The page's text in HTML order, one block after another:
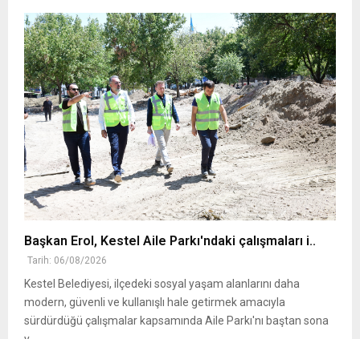
Başkan Erol, Kestel Aile Parkı'ndaki çalışmaları i..
Tarih: 06/08/2026
Kestel Belediyesi, ilçedeki sosyal yaşam alanlarını daha
modern, güvenli ve kullanışlı hale getirmek amacıyla
sürdürdüğü çalışmalar kapsamında Aile Parkı'nı baştan sona